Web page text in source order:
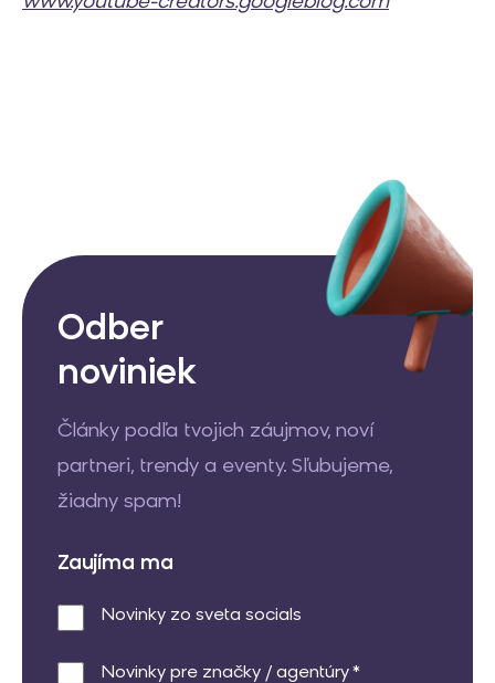
Odber
noviniek
Články podľa tvojich záujmov, noví
partneri, trendy a eventy. Sľubujeme,
žiadny spam!
Zaujíma ma
Novinky zo sveta socials
Novinky pre značky / agentúry *